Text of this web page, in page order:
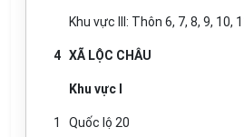
Khu vực III: Thôn 6, 7, 8, 9, 10,
4 XÃ LỘC CHÂU
Khu vực I
1 Quốc lộ 20